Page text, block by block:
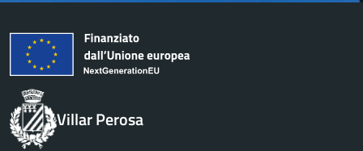
Villar Perosa